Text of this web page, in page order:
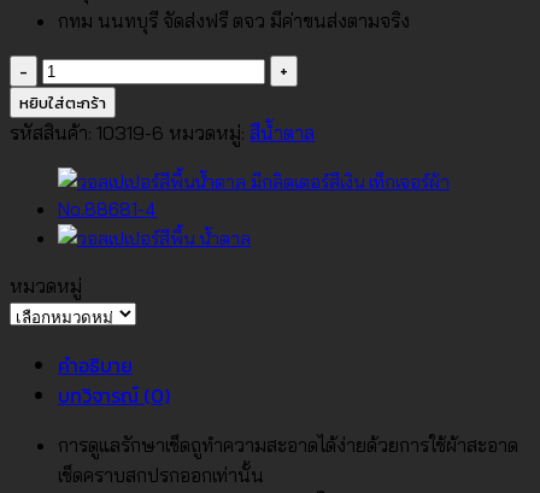
กทม นนทบุรี จัดส่งฟรี ตจว มีค่าขนส่งตามจริง
จำนวน
วอลเปเปอร์
สี
น้ำตาล
อม
ชมพู
No.10319-
6
หยิบใส่ตะกร้า
รหัสสินค้า: 10319-6 หมวดหมู่: สีน้ำตาล
หมวดหมู่
หมวด
คำอธิบาย
บทวิจารณ์ (0)
การดูแลรักษาเช็ดถูทำความสะอาดได้ง่ายด้วยการใช้ผ้าสะอาด
เช็ดคราบสกปรกออกเท่านั้น